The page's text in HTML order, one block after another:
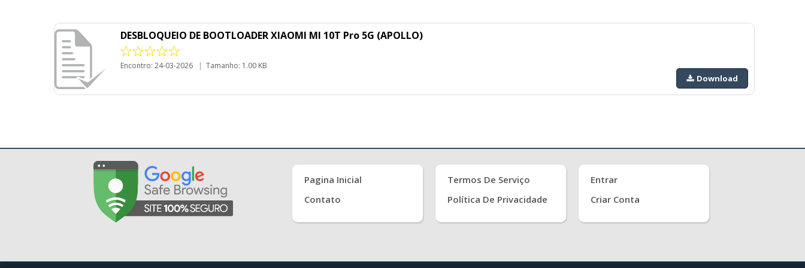
DESBLOQUEIO DE BOOTLOADER XIAOMI MI 10T Pro 5G (APOLLO)
Encontro: 24-03-2026 | Tamanho: 1.00 KB
Download
Pagina Inicial
Contato
Termos De Serviço
Política De Privacidade
Entrar
Criar Conta